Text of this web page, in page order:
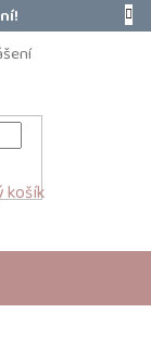
košík